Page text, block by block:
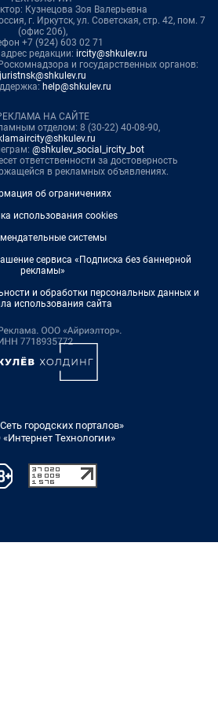
Кузнецова Зоя Валерьевна
г. Иркутск, ул. Советская, стр. 42, пом. 7
(офис 206),
+7 (924) 603 02 71
редакции: ircity@shkulev.ru
и государственных органов:
juristnsk@shkulev.ru
help@shkulev.ru
НА САЙТЕ
отделом: 8 (30-22) 40-08-90,
@shkulev_social_ircity_bot
ответственности за достоверность
в рекламных объявлениях.
об ограничениях
использования cookies
системы
сервиса «Подписка без баннерной
рекламы»
и обработки персональных данных и
использования сайта
городских порталов»
Технологии»